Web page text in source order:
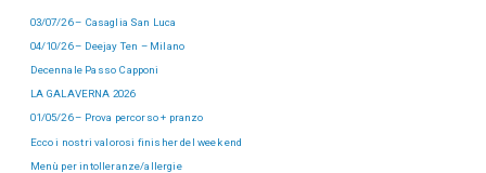
03/07/26 – Casaglia San Luca
04/10/26 – Deejay Ten – Milano
Decennale Passo Capponi
LA GALAVERNA 2026
01/05/26 – Prova percorso + pranzo
Ecco i nostri valorosi finisher del week end
Menù per intolleranze/allergie